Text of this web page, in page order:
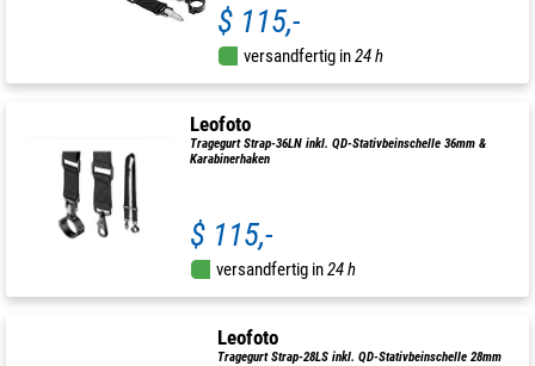
$ 115,-
versandfertig in24 h
Leofoto
Tragegurt Strap-36LN inkl. QD-Stativbeinschelle 36mm &
Karabinerhaken
$ 115,-
versandfertig in24 h
Leofoto
Tragegurt Strap-28LS inkl. QD-Stativbeinschelle 28mm